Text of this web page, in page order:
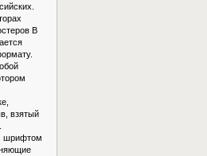
В
взятый
шрифтом